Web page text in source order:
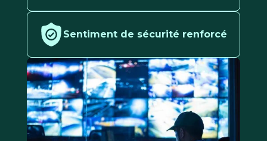
Sentiment de sécurité renforcé